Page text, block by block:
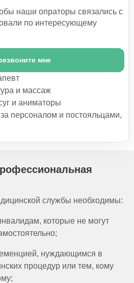
наши опраторы связались с
по интересующему
мне
и массаж
и аниматоры
персоналом и постояльцами,
службы необходимы:
которые не могут
нуждающимся в
процедур или тем, кому